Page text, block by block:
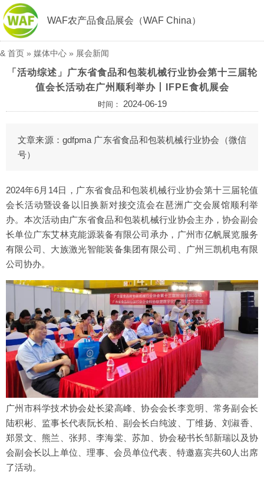
WAF农产品食品展会（WAF China）
& 首页 » 媒体中心 » 展会新闻
「活动综述」广东省食品和包装机械行业协会第十三届轮
值会长活动在广州顺利举办丨IFPE食机展会
时间： 2024-06-19
文章来源：gdfpma 广东省食品和包装机械行业协会 （微信
号）
2024年6月14日，广东省食品和包装机械行业协会第十三届轮值
会长活动暨设备以旧换新对接交流会在琶洲广交会展馆顺利举
办。本次活动由广东省食品和包装机械行业协会主办，协会副会
长单位广东艾林克能源装备有限公司承办，广州市亿帆展览服务
有限公司、大族激光智能装备集团有限公司、广州三凯机电有限
公司协办。
广州市科学技术协会处长梁高峰、协会会长李竞明、常务副会长
陆积彬、监事长代表阮长柏、副会长白纯波、丁维扬、刘淑香、
郑景文、熊兰、张邦、李海棠、苏加、协会秘书长邹新瑞以及协
会副会长以上单位、理事、会员单位代表、特邀嘉宾共60人出席
了活动。